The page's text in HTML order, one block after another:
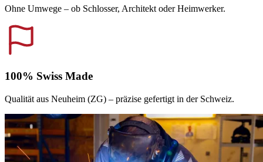
Ohne Umwege – ob Schlosser, Architekt oder Heimwerker.
100% Swiss Made
Qualität aus Neuheim (ZG) – präzise gefertigt in der Schweiz.